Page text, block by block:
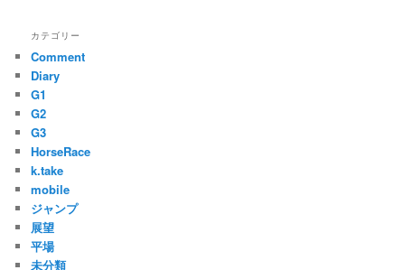
カテゴリー
Comment
Diary
G1
G2
G3
HorseRace
k.take
mobile
ジャンプ
展望
平場
未分類